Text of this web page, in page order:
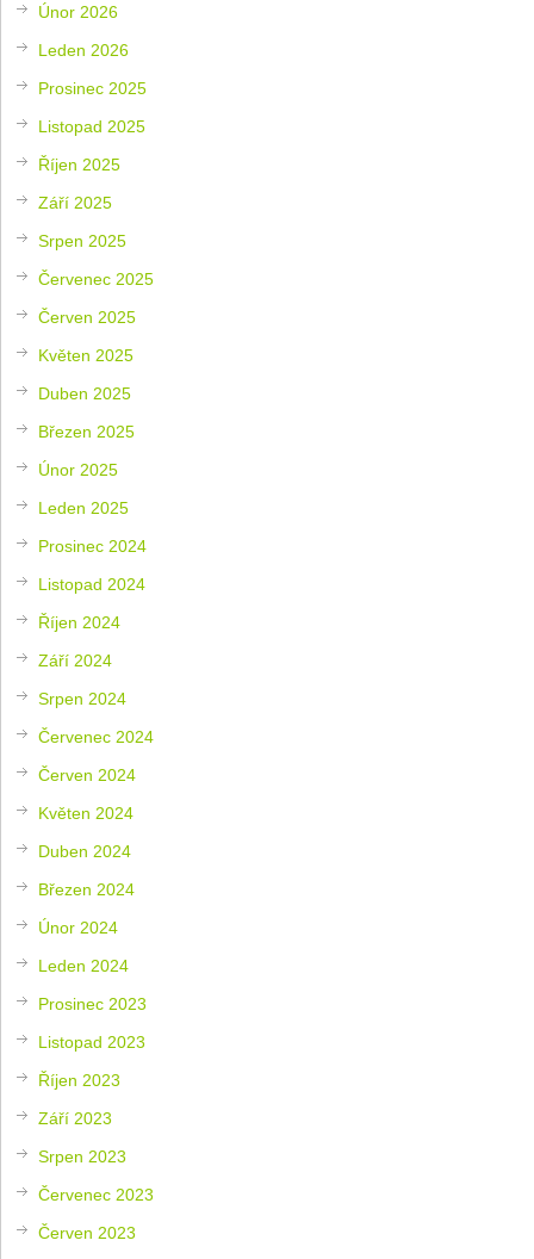
Únor 2026
Leden 2026
Prosinec 2025
Listopad 2025
Říjen 2025
Září 2025
Srpen 2025
Červenec 2025
Červen 2025
Květen 2025
Duben 2025
Březen 2025
Únor 2025
Leden 2025
Prosinec 2024
Listopad 2024
Říjen 2024
Září 2024
Srpen 2024
Červenec 2024
Červen 2024
Květen 2024
Duben 2024
Březen 2024
Únor 2024
Leden 2024
Prosinec 2023
Listopad 2023
Říjen 2023
Září 2023
Srpen 2023
Červenec 2023
Červen 2023